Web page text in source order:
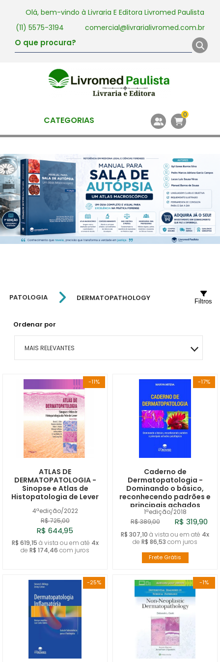
Olá, bem-vindo à Livraria E Editora Livromed Paulista
(11) 5575-3194
comercial@livrarialivromed.com.br
CATEGORIAS 0
PATOLOGIA DERMATOPATHOLOGY
Ordenar por
MAIS RELEVANTES
MENOR PREÇO
MAIOR PREÇO
A - Z
Filtros
-11%
4ªedição/2022
ATLAS DE
DERMATOPATOLOGIA -
Sinopse e Atlas de
Histopatologia de Lever
R$ 725,00
R$ 644,95
R$ 619,15 à vista ou em até 4x
de R$ 174,46 com juros
-17%
1ªedição/2018
Caderno de
Dermatopatologia -
Dominando o básico,
reconhecendo padrões e
principais achados
patológicos
R$ 389,00 R$ 319,90
R$ 307,10 à vista ou em até 4x
de R$ 86,53 com juros
Frete Grátis
-25% -1%